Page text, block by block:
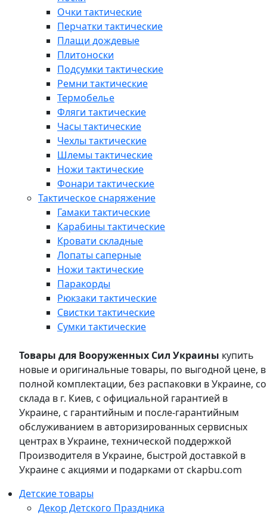
Очки тактические
Перчатки тактические
Плащи дождевые
Плитоноски
Подсумки тактические
Ремни тактические
Термобелье
Фляги тактические
Часы тактические
Чехлы тактические
Шлемы тактические
Ножи тактические
Фонари тактические
Тактическое снаряжение
Гамаки тактические
Карабины тактические
Кровати складные
Лопаты саперные
Ножи тактические
Паракорды
Рюкзаки тактические
Свистки тактические
Сумки тактические
Товары для Вооруженных Сил Украины купить
новые и оригинальные товары, по выгодной цене, в
полной комплектации, без распаковки в Украине, со
склада в г. Киев, с официальной гарантией в
Украине, с гарантийным и после-гарантийным
обслуживанием в авторизированных сервисных
центрах в Украине, технической поддержкой
Производителя в Украине, быстрой доставкой в
Украине с акциями и подарками от ckapbu.com
Детские товары
Декор Детского Праздника